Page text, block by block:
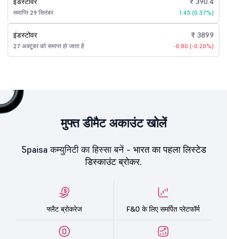
समाप्ति 29 सितंबर 1.45 (0.37%)
इंडस्टोवर
27 अक्टूबर को समाप्त हो जाता है
₹ 389.9
-0.80 (-0.20%)
मुफ्त डीमैट अकाउंट खोलें
5paisa कम्युनिटी का हिस्सा बनें - भारत का पहला लिस्टेड
डिस्काउंट ब्रोकर.
फ्लैट ब्रोकरेज F&O के लिए समर्पित प्लेटफॉर्म